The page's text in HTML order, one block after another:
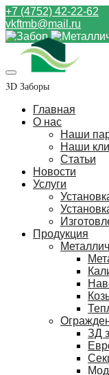
+7 (4752) 42-22-62
vkftmb@mail.ru
3D Заборы
Главная
О нас
Наши
Наши
Статьи
Новости
Услуги
Продукция
ЗД